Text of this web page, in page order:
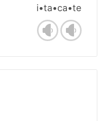
i•ta•ca•te